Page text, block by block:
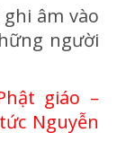
âm vào
người
giáo –
Nguyễn